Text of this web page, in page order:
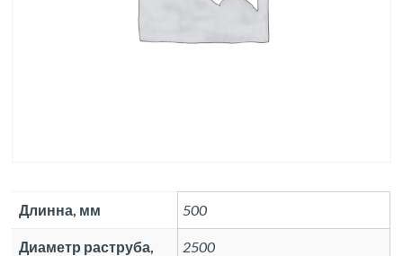
Длинна, мм 500
Диаметр раструба,
2500